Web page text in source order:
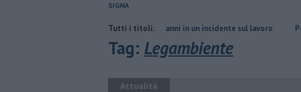
SIGNA
Tutti i titoli:
Muore a 61 anni in un incidente sul lavoro Per captare
Tag: Legambiente
Attualità